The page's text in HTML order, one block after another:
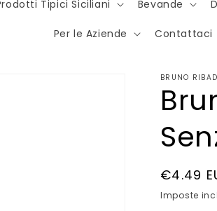
Tipici Siciliani Bevande
Per le Aziende Contattaci
BRUNO
Prezzo
di
€4.49
Imposte